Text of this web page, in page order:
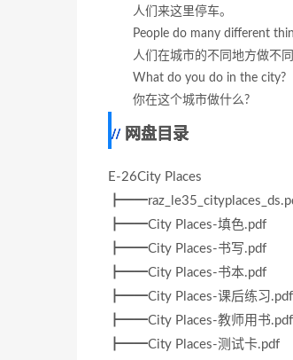
人们来这里停车。
People do many different
人们在城市的不同地方做不同
What do you do in the city?
你在这个城市做什么?
网盘目录
E-26City Places
┣━━City Places-填色.pdf
┣━━City Places-书写.pdf
┣━━City Places-书本.pdf
┣━━City Places-课后练习.pdf
┣━━City Places-教师用书.pdf
┣━━City Places-测试卡.pdf